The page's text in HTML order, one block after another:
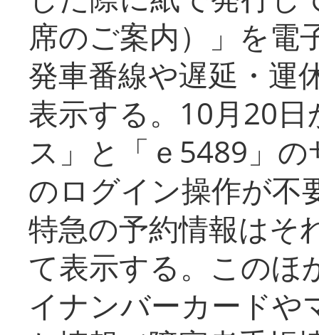
席のご案内）」を電
発車番線や遅延・運
表示する。10月20
ス」と「ｅ5489」
のログイン操作が不
特急の予約情報はそ
て表示する。このほ
イナンバーカードや